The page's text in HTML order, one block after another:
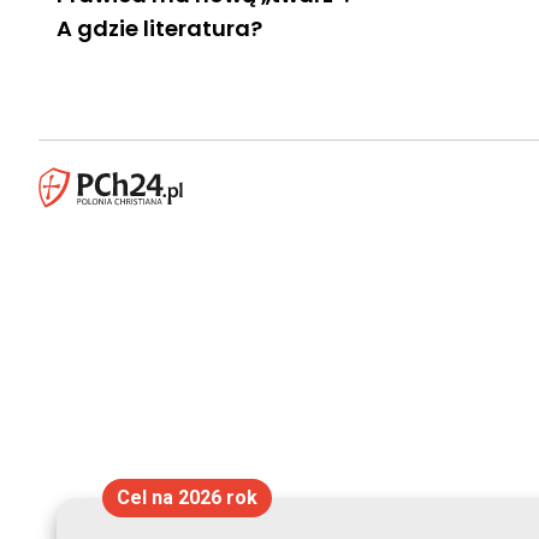
A gdzie literatura?
Cel na 2026 rok